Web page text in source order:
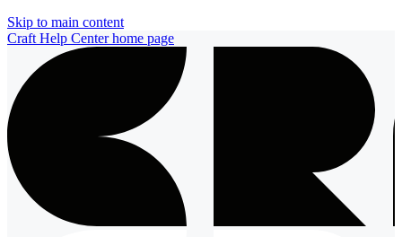
Skip to main content
Craft Help Centerhome page